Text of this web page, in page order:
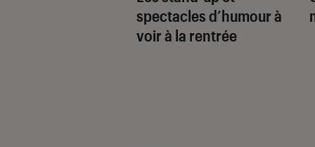
spectacles d’humour à
voir à la rentrée